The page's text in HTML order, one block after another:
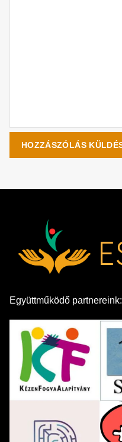
Együttműködő partnereink: